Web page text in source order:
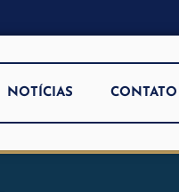
NOTÍCIAS CONTATO